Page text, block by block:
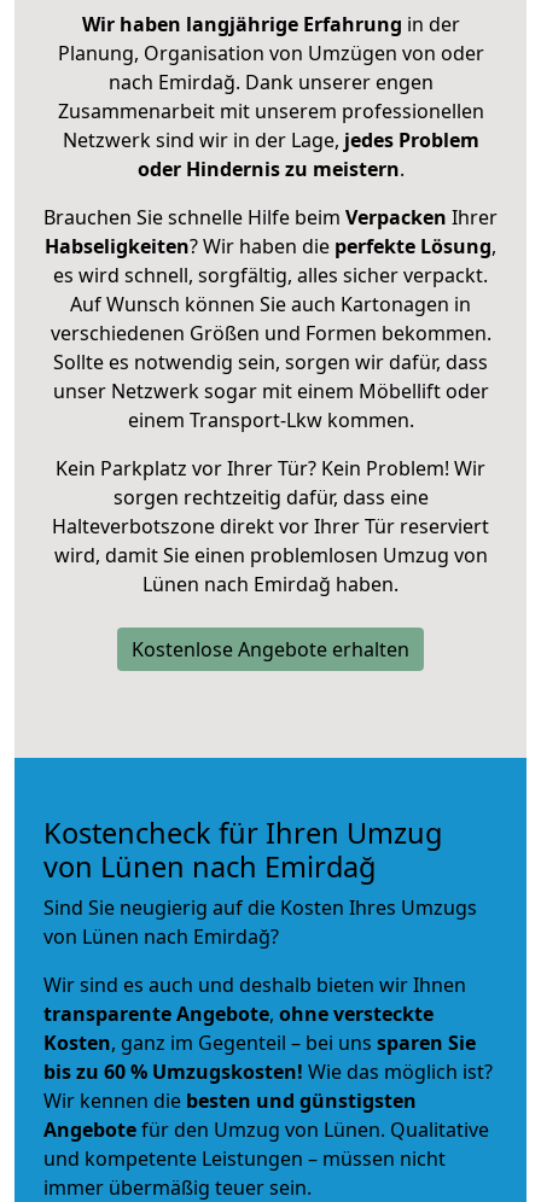
Wir haben langjährige Erfahrung in der
Planung, Organisation von Umzügen von oder
nach Emirdağ. Dank unserer engen
Zusammenarbeit mit unserem professionellen
Netzwerk sind wir in der Lage, jedes Problem
oder Hindernis zu meistern.
Brauchen Sie schnelle Hilfe beim Verpacken Ihrer
Habseligkeiten? Wir haben die perfekte Lösung,
es wird schnell, sorgfältig, alles sicher verpackt.
Auf Wunsch können Sie auch Kartonagen in
verschiedenen Größen und Formen bekommen.
Sollte es notwendig sein, sorgen wir dafür, dass
unser Netzwerk sogar mit einem Möbellift oder
einem Transport-Lkw kommen.
Kein Parkplatz vor Ihrer Tür? Kein Problem! Wir
sorgen rechtzeitig dafür, dass eine
Halteverbotszone direkt vor Ihrer Tür reserviert
wird, damit Sie einen problemlosen Umzug von
Lünen nach Emirdağ haben.
Kostenlose Angebote erhalten
Kostencheck für Ihren Umzug
von Lünen nach Emirdağ
Sind Sie neugierig auf die Kosten Ihres Umzugs
von Lünen nach Emirdağ?
Wir sind es auch und deshalb bieten wir Ihnen
transparente Angebote, ohne versteckte
Kosten, ganz im Gegenteil – bei uns sparen Sie
bis zu 60 % Umzugskosten! Wie das möglich ist?
Wir kennen die besten und günstigsten
Angebotefür den Umzug von Lünen. Qualitative
und kompetente Leistungen – müssen nicht
immer übermäßig teuer sein.